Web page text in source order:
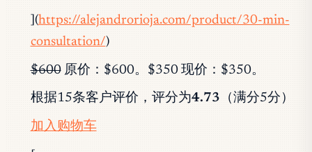
](https://alejandrorioja.com/product/30-min-
consultation/)
$600原价：$600。$350 现价：$350。
根据15条客户评价，评分为4.73 （满分5分）
加入购物车